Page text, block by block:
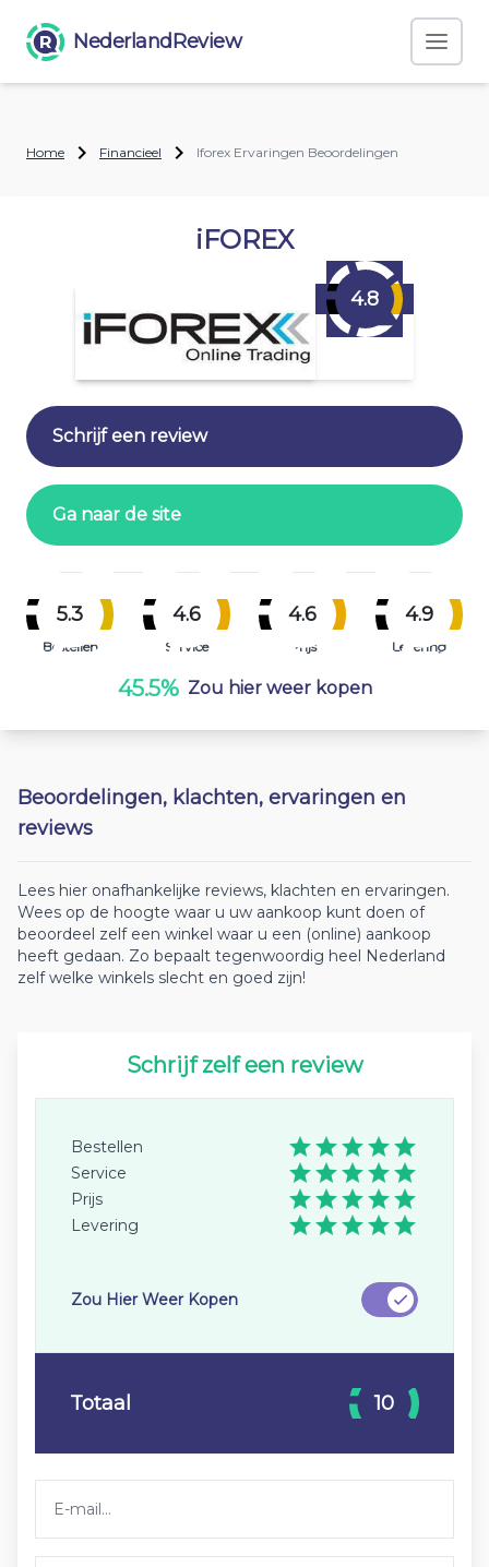
NederlandReview
Home Financieel Iforex Ervaringen Beoordelingen
iFOREX
4.8
Schrijf een review
Ga naar de site
5.3
Bestellen
4.6
Service
4.6
Prijs
4.9
Levering
45.5% Zou hier weer kopen
Beoordelingen, klachten, ervaringen en
reviews
Lees hier onafhankelijke reviews, klachten en ervaringen.
Wees op de hoogte waar u uw aankoop kunt doen of
beoordeel zelf een winkel waar u een (online) aankoop
heeft gedaan. Zo bepaalt tegenwoordig heel Nederland
zelf welke winkels slecht en goed zijn!
Schrijf zelf een review
Bestellen
Service
Prijs
Levering
Zou Hier Weer Kopen
Totaal 10